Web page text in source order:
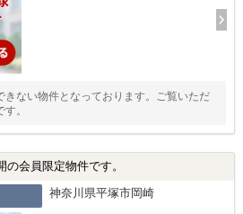
きない物件となっております。ご覧いただ
。
の会員限定物件です。
神奈川県平塚市岡崎